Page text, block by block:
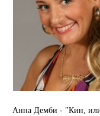
Анна Демби - "Кин,